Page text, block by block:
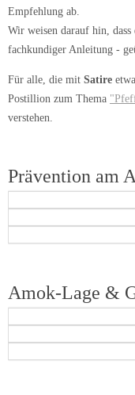
Empfehlung ab.
Wir weisen darauf hin,
fachkundiger Anleitung -
Für alle, die mit Satire
Postillion zum Thema
verstehen.
Prävention am
Amok-Lage &